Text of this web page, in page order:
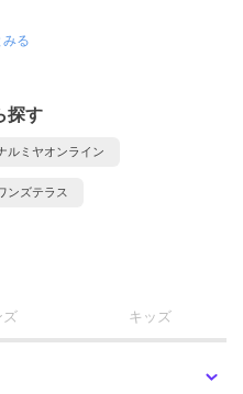
みる
探す
ルミヤオンライン
ンズテラス
ズ キッズ